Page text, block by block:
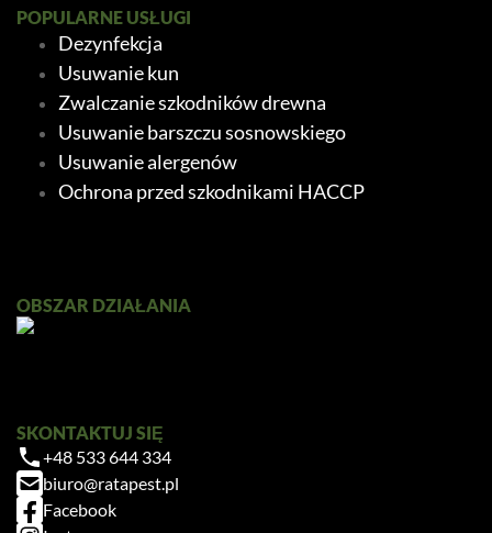
OBSZAR DZIAŁANIA
POPULARNE USŁUGI
Dezynfekcja
Usuwanie kun
Zwalczanie szkodników drewna
Usuwanie barszczu sosnowskiego
Usuwanie alergenów
Ochrona przed szkodnikami HACCP
SKONTAKTUJ SIĘ
+48 533 644 334
biuro@ratapest.pl
Facebook